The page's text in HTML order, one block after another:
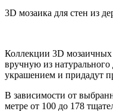
3D мозаика для стен из
Коллекции 3D
вручную из
украшением и придадут
В зависимости от
метре от 100 до 178